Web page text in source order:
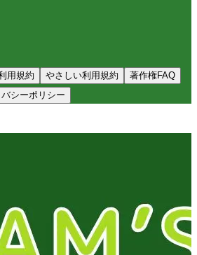
用規約 やさしい利用規約
著作権FAQ
シーポリシー